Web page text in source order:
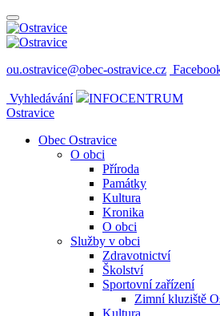
ou.ostravice@obec-ostravice.cz
Vyhledávání
INFOCENTRUM
Ostravice
Obec Ostravice
O obci
Příroda
Památky
Kultura
Kronika
O obci
Služby v obci
Zdravotnictví
Školství
Sportovní zařízení
Zimní kluziště
Kultura